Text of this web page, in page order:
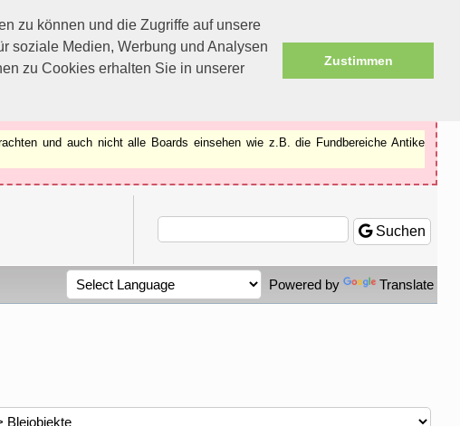
zu können und die Zugriffe auf unsere
soziale Medien, Werbung und Analysen
zu Cookies erhalten Sie in unserer
Zustimmen
und auch nicht alle Boards einsehen wie z.B. die Fundbereiche Antike
Suchen
Powered by Translate